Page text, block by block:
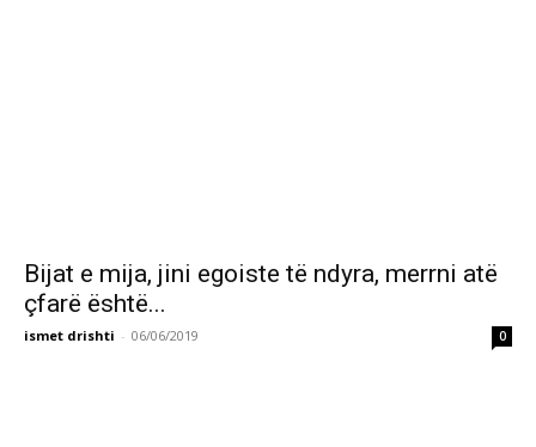
Bijat e mija, jini egoiste të ndyra, merrni atë
çfarë është...
ismet drishti - 06/06/2019 0